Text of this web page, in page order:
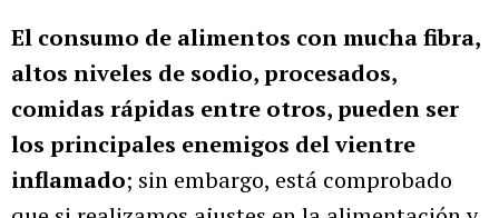
El consumo de alimentos con mucha fibra,
altos niveles de sodio, procesados,
comidas rápidas entre otros, pueden ser
los principales enemigos del vientre
inflamado; sin embargo, está comprobado